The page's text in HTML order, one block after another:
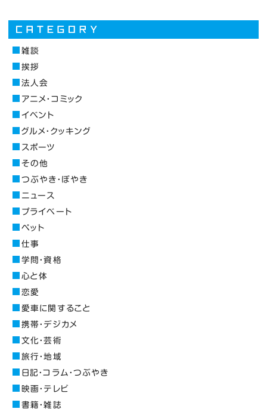
雑談
挨拶
法人会
アニメ・コミック
イベント
グルメ・クッキング
スポーツ
その他
つぶやき・ぼやき
ニュース
プライベート
ペット
仕事
学問・資格
心と体
恋愛
愛車に関すること
携帯・デジカメ
文化・芸術
旅行・地域
日記・コラム・つぶやき
映画・テレビ
書籍・雑誌